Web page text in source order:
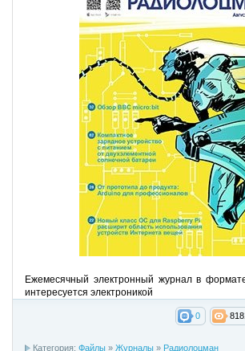
Ежемесячный электронный журнал в
интересуется электроникой
0
Категория: Файлы » Журналы » Радиолоцман